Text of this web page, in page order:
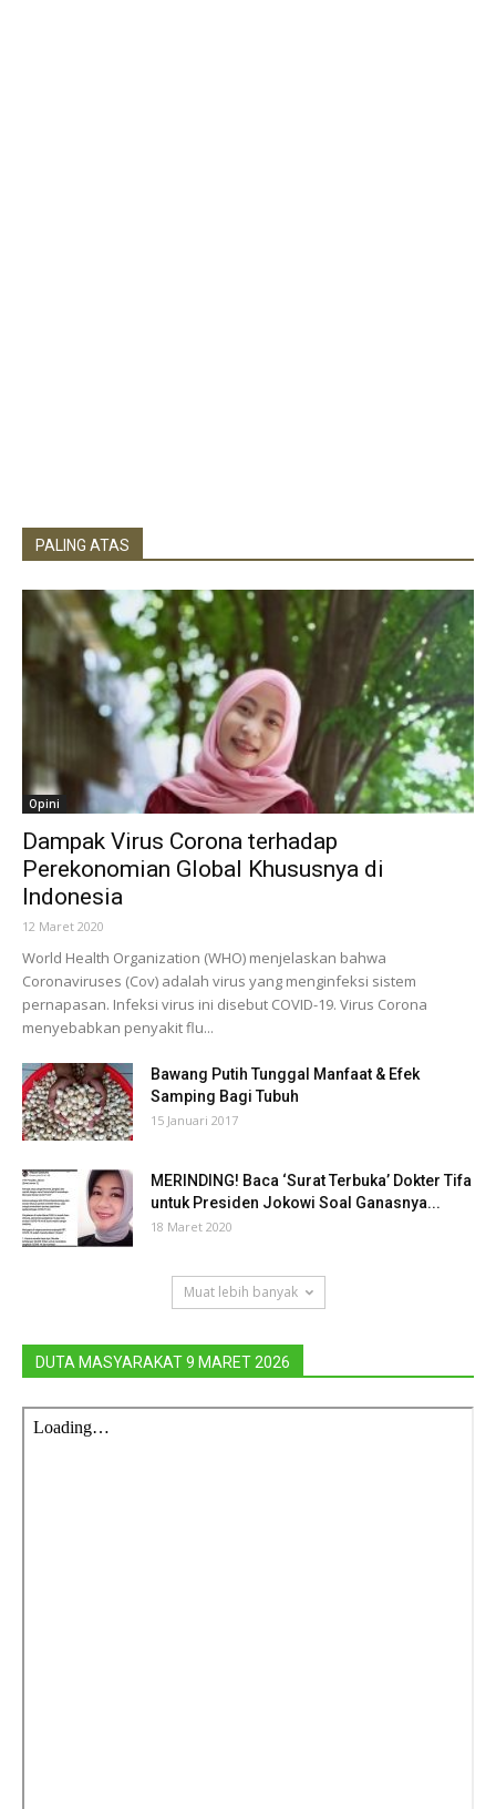
PALING ATAS
Opini
Dampak Virus Corona terhadap
Perekonomian Global Khususnya di
Indonesia
12 Maret 2020
World Health Organization (WHO) menjelaskan bahwa
Coronaviruses (Cov) adalah virus yang menginfeksi sistem
pernapasan. Infeksi virus ini disebut COVID-19. Virus Corona
menyebabkan penyakit flu...
Bawang Putih Tunggal Manfaat & Efek
Samping Bagi Tubuh
15 Januari 2017
MERINDING! Baca ‘Surat Terbuka’ Dokter Tifa
untuk Presiden Jokowi Soal Ganasnya...
18 Maret 2020
Muat lebih banyak
DUTA MASYARAKAT 9 MARET 2026